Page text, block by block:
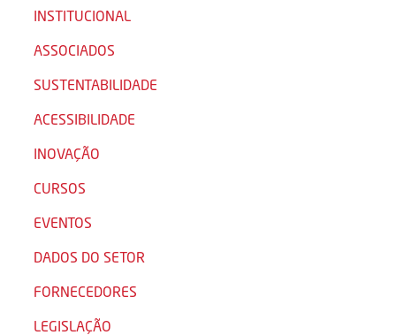
INSTITUCIONAL
ASSOCIADOS
SUSTENTABILIDADE
ACESSIBILIDADE
INOVAÇÃO
CURSOS
EVENTOS
DADOS DO SETOR
FORNECEDORES
LEGISLAÇÃO